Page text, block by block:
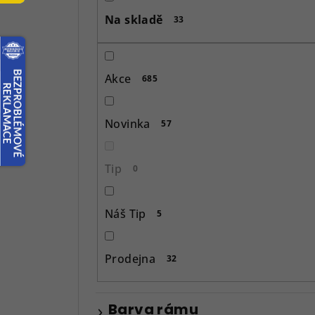
Na skladě 33
Akce 685
Novinka 57
Tip 0
Náš Tip 5
Prodejna 32
Barva rámu